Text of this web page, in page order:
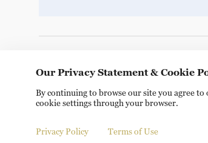
© China Radio International.CRI. All Rights
Our Privacy Statement & Cookie
By continuing to browse our site you agree to
cookie settings through your browser.
Privacy Policy Terms of Use